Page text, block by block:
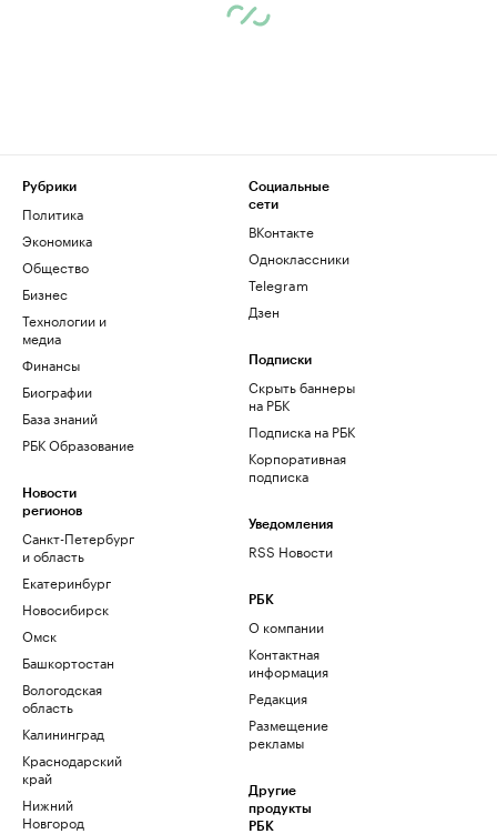
Рубрики
Политика
Экономика
Общество
Бизнес
Технологии и
медиа
Финансы
Биографии
База знаний
РБК Образование
Новости
регионов
Санкт-Петербург
и область
Екатеринбург
Новосибирск
Омск
Башкортостан
Вологодская
область
Калининград
Краснодарский
край
Нижний
Новгород
Социальные
сети
ВКонтакте
Одноклассники
Telegram
Дзен
Подписки
Скрыть баннеры
на РБК
Подписка на РБК
Корпоративная
подписка
Уведомления
RSS Новости
РБК
О компании
Контактная
информация
Редакция
Размещение
рекламы
Другие
продукты
РБК